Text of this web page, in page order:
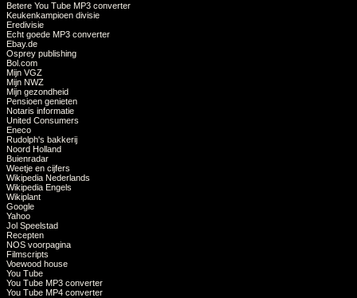
Betere You Tube MP3 converter
Keukenkampioen divisie
Eredivisie
Echt goede MP3 converter
Ebay.de
Osprey publishing
Bol.com
Mijn VGZ
Mijn NWZ
Mijn gezondheid
Pensioen genieten
Notaris informatie
United Consumers
Eneco
Rudolph's bakkerij
Noord Holland
Buienradar
Weetje en cijfers
Wikipedia Nederlands
Wikipedia Engels
Wikiplant
Google
Yahoo
Jol Speelstad
Recepten
NOS voorpagina
Filmscripts
Voewood house
You Tube
You Tube MP3 converter
You Tube MP4 converter